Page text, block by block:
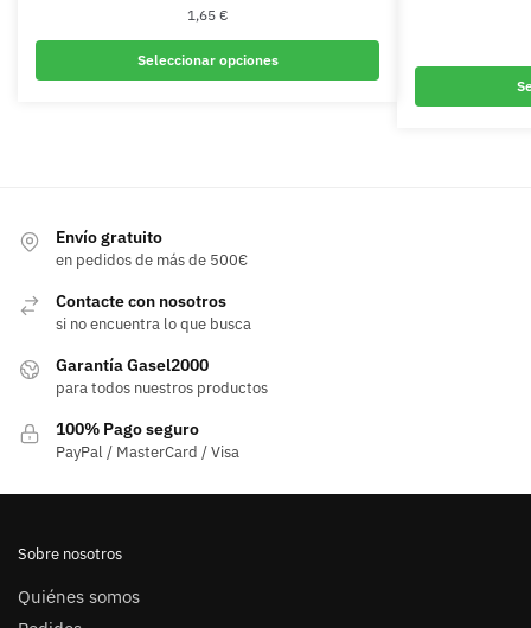
1,65 €
Seleccionar opciones
opciones
se
pueden
en
producto
Envío gratuito
en pedidos de más de 500€
Contacte con nosotros
si no encuentra lo que busca
Garantía Gasel2000
para todos nuestros productos
100% Pago seguro
PayPal / MasterCard / Visa
Sobre nosotros
Quiénes somos